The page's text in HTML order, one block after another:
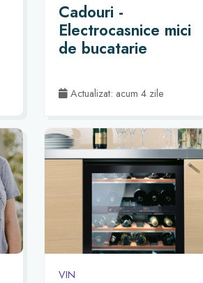
Cadouri -
Electrocasnice mici
de bucatarie
Actualizat: acum 4 zile
VIN